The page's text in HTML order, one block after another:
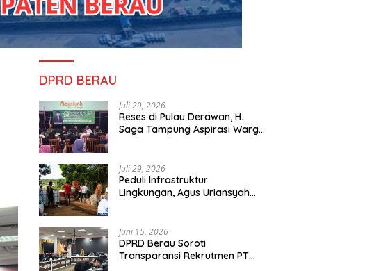
DPRD BERAU
Juli 29, 2026
Reses di Pulau Derawan, H.
Saga Tampung Aspirasi Warga
Juli 29, 2026
Peduli Infrastruktur
Lingkungan, Agus Uriansyah
Juni 15, 2026
DPRD Berau Soroti
Transparansi Rekrutmen PT